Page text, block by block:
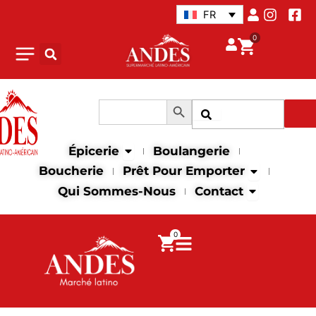
FR
0
Search
Search Button
Épicerie Open Épicerie
Boulangerie
Boucherie
Prêt Pour Emporter Open Prêt
Qui Sommes-Nous Contact Open
0